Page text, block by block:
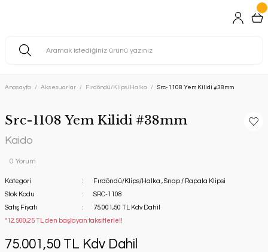
Anasayfa Aksesuarlar Fırdöndü/Klips/Halka Src-1108 Yem Kilidi #38mm
Src-1108 Yem Kilidi #38mm
Kaido
0 Yorum
Kategori Fırdöndü/Klips/Halka ,Snap / Rapala Klipsi
Stok Kodu
SRC-1108
Satış Fiyatı
75.001,50 TL Kdv Dahil
*12.500,25 TL den başlayan taksitlerle!!
75.001,50 TL Kdv Dahil